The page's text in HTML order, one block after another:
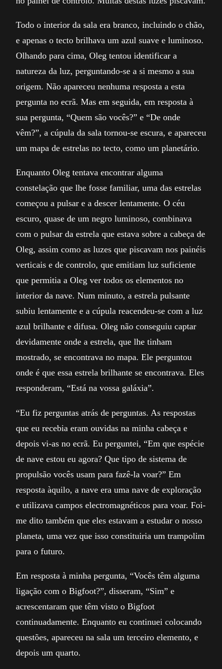
Todo o interior da sala era branco, incluindo o chão,
e apenas o tecto brilhava um azul suave e luminoso.
Olhando para cima, Oleg tentou identificar a
natureza da luz, perguntando-se a si mesmo a sua
origem. Não apareceu nenhuma resposta a esta
pergunta no ecrã. Mas em seguida, em resposta à
sua pergunta, “Quem são vocês?” e “De onde
vêm?”, a cúpula da sala tornou-se escura, e apareceu
um mapa de estrelas no tecto, como um planetário.
Enquanto Oleg tentava encontrar alguma
constelação que lhe fosse familiar, uma das estrelas
começou a pulsar e a descer lentamente. O céu
escuro, quase de um negro luminoso, combinava
com o pulsar da estrela que estava sobre a cabeça de
Oleg, assim como as luzes que piscavam nos painéis
verticais e de controlo, que emitiam luz suficiente
que permitia a Oleg ver todos os elementos no
interior da nave. Num minuto, a estrela pulsante
subiu lentamente e a cúpula reacendeu-se com a luz
azul brilhante e difusa. Oleg não conseguiu captar
devidamente onde a estrela, que lhe tinham
mostrado, se encontrava no mapa. Ele perguntou
onde é que essa estrela brilhante se encontrava. Eles
responderam, “Está na vossa galáxia”.
“Eu fiz perguntas atrás de perguntas. As respostas
que eu recebia eram ouvidas na minha cabeça e
depois vi-as no ecrã. Eu perguntei, “Em que espécie
de nave estou eu agora? Que tipo de sistema de
propulsão vocês usam para fazê-la voar?” Em
resposta àquilo, a nave era uma nave de exploração
e utilizava campos electromagnéticos para voar. Foi-
me dito também que eles estavam a estudar o nosso
planeta, uma vez que isso constituiria um trampolim
para o futuro.
Em resposta à minha pergunta, “Vocês têm alguma
ligação com o Bigfoot?”, disseram, “Sim” e
acrescentaram que têm visto o Bigfoot
continuadamente. Enquanto eu continuei colocando
questões, apareceu na sala um terceiro elemento, e
depois um quarto.